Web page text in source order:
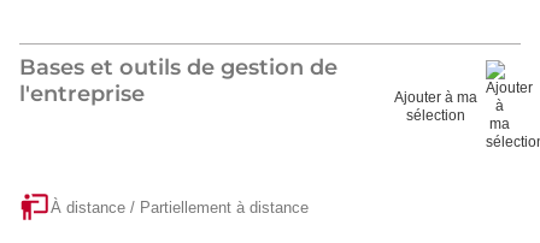
Bases et outils de gestion de
l'entreprise
Ajouter à ma
sélection
À distance / Partiellement à distance